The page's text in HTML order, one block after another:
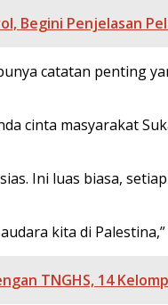
Begini Penjelasan
catatan penting
cinta masyarakat
Ini luas biasa,
kita di
TNGHS, 14